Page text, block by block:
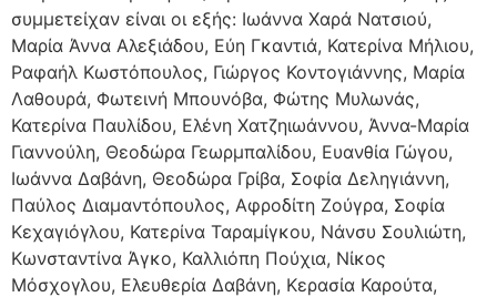
συμμετείχαν είναι οι εξής: Ιωάννα Χαρά Νατσιού,
Μαρία Άννα Αλεξιάδου, Εύη Γκαντιά, Κατερίνα Μήλιου,
Ραφαήλ Κωστόπουλος, Γιώργος Κοντογιάννης, Μαρία
Λαθουρά, Φωτεινή Μπουνόβα, Φώτης Μυλωνάς,
Κατερίνα Παυλίδου, Ελένη Χατζηιωάννου, Άννα-Μαρία
Γιαννούλη, Θεοδώρα Γεωρμπαλίδου, Ευανθία Γώγου,
Ιωάννα Δαβάνη, Θεοδώρα Γρίβα, Σοφία Δεληγιάννη,
Παύλος Διαμαντόπουλος, Αφροδίτη Ζούγρα, Σοφία
Κεχαγιόγλου, Κατερίνα Ταραμίγκου, Νάνσυ Σουλιώτη,
Κωνσταντίνα Άγκο, Καλλιόπη Πούχια, Νίκος
Μόσχογλου, Ελευθερία Δαβάνη, Κερασία Καρούτα,